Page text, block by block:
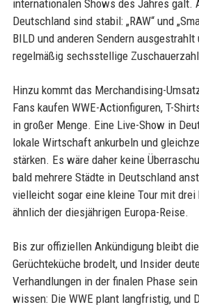
internationalen Shows des Jahres galt.
Deutschland sind stabil: „RAW“ und
BILD und anderen Sendern ausgestrahlt
regelmäßig sechsstellige
Hinzu kommt das Merchandising-
Fans kaufen WWE-Actionfiguren, T-
in großer Menge. Eine Live-Show in
lokale Wirtschaft ankurbeln und
stärken. Es wäre daher keine
bald mehrere Städte in Deutschland
vielleicht sogar eine kleine Tour mit drei
ähnlich der diesjährigen Europa-Reise.
Bis zur offiziellen Ankündigung bleibt
Gerüchteküche brodelt, und Insider
Verhandlungen in der finalen Phase
wissen: Die WWE plant langfristig, und